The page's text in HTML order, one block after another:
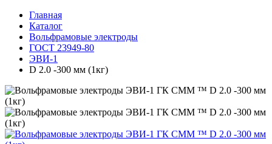
Главная
Каталог
Вольфрамовые электроды
ГОСТ 23949-80
ЭВИ-1
D 2.0 -300 мм (1кг)